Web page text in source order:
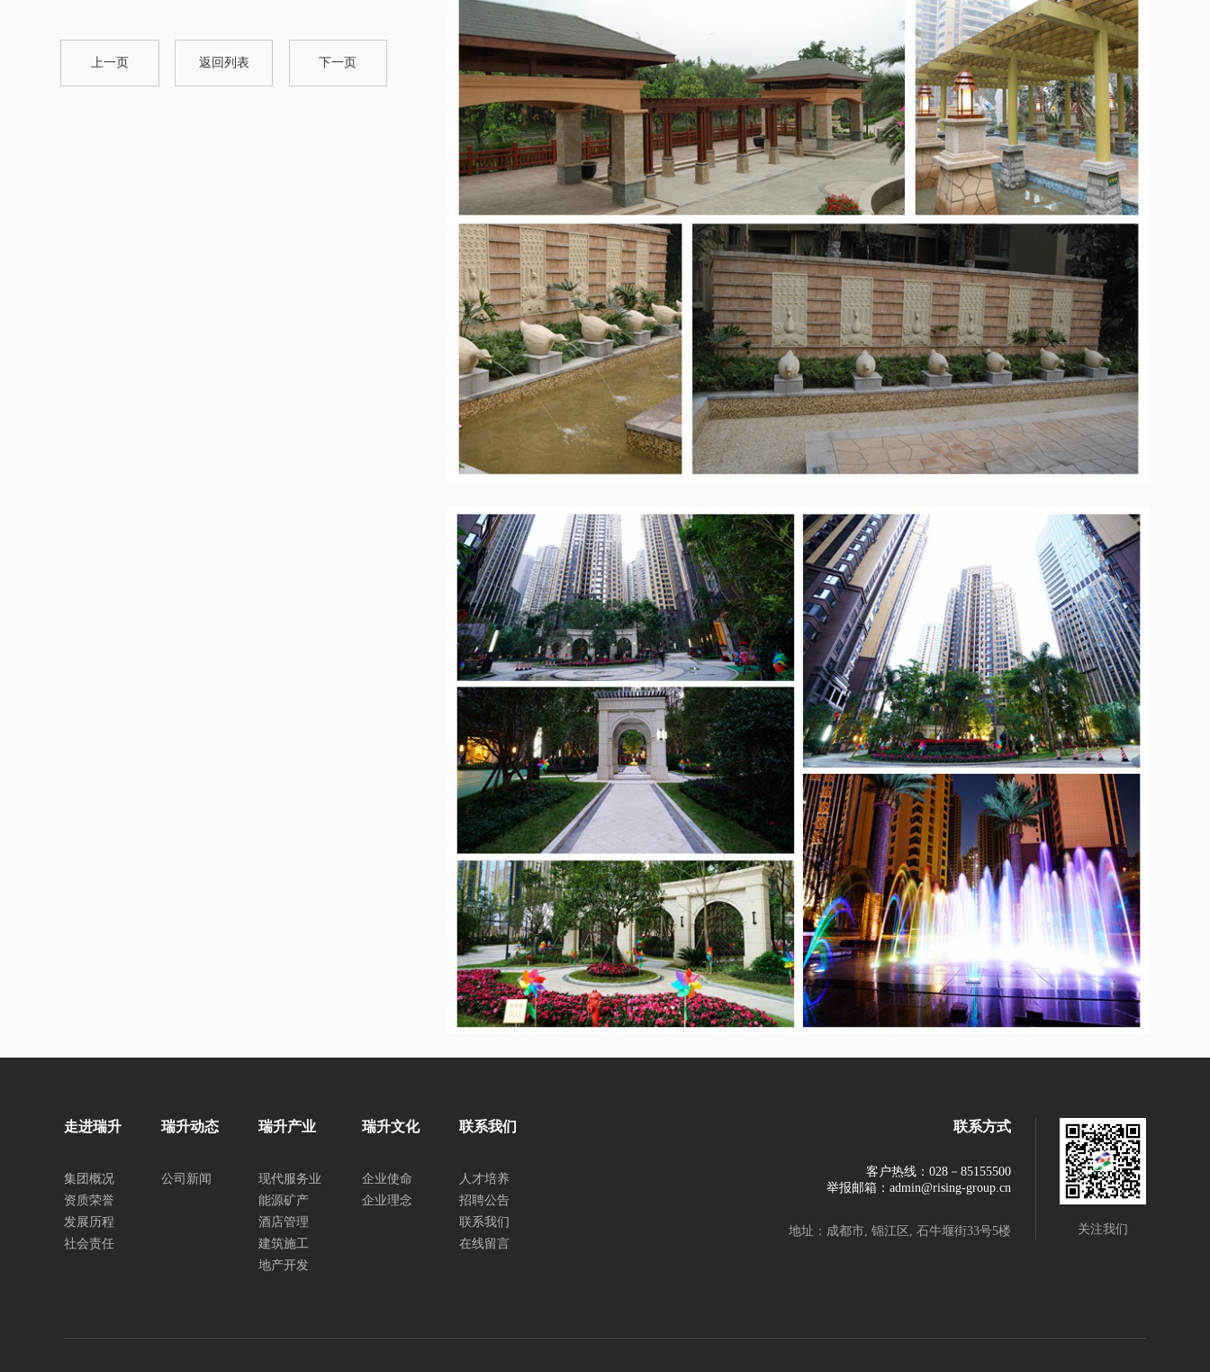
上一页 返回列表 下一页
走进瑞升
集团概况
资质荣誉
发展历程
社会责任
瑞升动态
公司新闻
瑞升产业
现代服务业
能源矿产
酒店管理
建筑施工
地产开发
瑞升文化
企业使命
企业理念
联系我们
人才培养
招聘公告
联系我们
在线留言
联系方式
客户热线：028－85155500
举报邮箱：admin@rising-group.cn
地址：成都市, 锦江区, 石牛堰街33号5楼 关注我们